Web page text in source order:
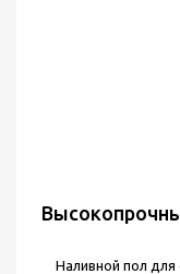
Наливной пол для